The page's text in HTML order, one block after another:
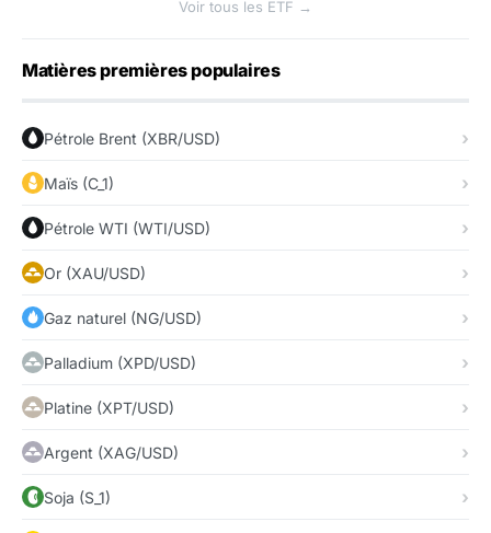
Voir tous les ETF →
Matières premières populaires
Pétrole Brent (XBR/USD)
Maïs (C_1)
Pétrole WTI (WTI/USD)
Or (XAU/USD)
Gaz naturel (NG/USD)
Palladium (XPD/USD)
Platine (XPT/USD)
Argent (XAG/USD)
Soja (S_1)